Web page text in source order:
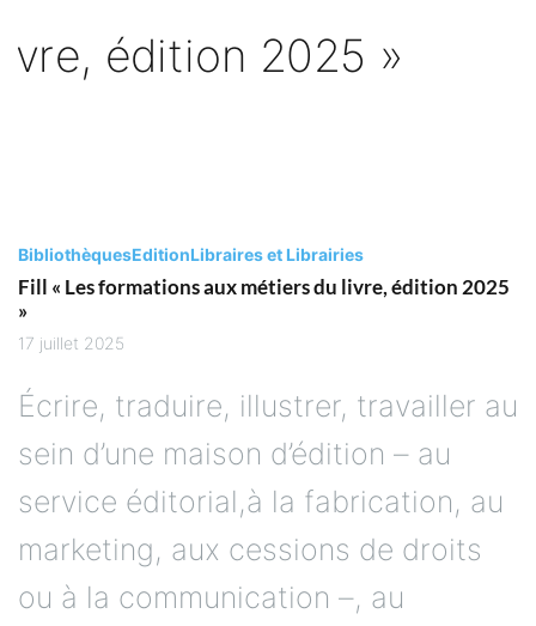
BibliothèquesEditionLibraires et Librairies
Fill « Les formations aux métiers du livre, édition 2025
»
17 juillet 2025
Écrire, traduire, illustrer, travailler au
sein d’une maison d’édition – au
service éditorial,à la fabrication, au
marketing, aux cessions de droits
ou à la communication –, au